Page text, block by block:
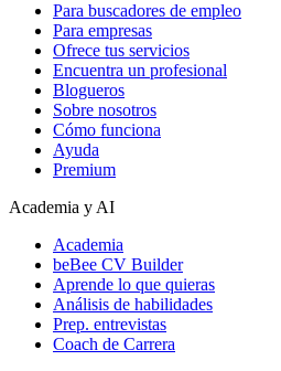
Para buscadores de empleo
Para empresas
Ofrece tus servicios
Encuentra un profesional
Blogueros
Sobre nosotros
Cómo funciona
Ayuda
Premium
Academia y AI
Academia
beBee CV Builder
Aprende lo que quieras
Análisis de habilidades
Prep. entrevistas
Coach de Carrera